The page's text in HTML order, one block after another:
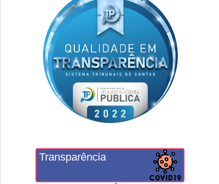
Transparência